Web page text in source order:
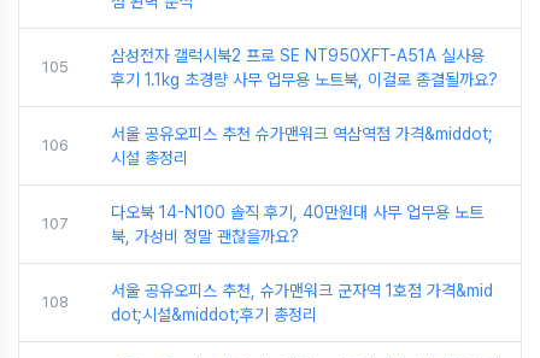
105
삼성전자 갤럭시북2 프로 SE NT950XFT-A51A 실사용
후기 1.1kg 초경량 사무 업무용 노트북, 이걸로 종결될까요?
106
서울 공유오피스 추천 슈가맨워크 역삼역점 가격&middot;
시설 총정리
107
다오북 14-N100 솔직 후기, 40만원대 사무 업무용 노트
북, 가성비 정말 괜찮을까요?
108
서울 공유오피스 추천, 슈가맨워크 군자역 1호점 가격&mid
dot;시설&middot;후기 총정리